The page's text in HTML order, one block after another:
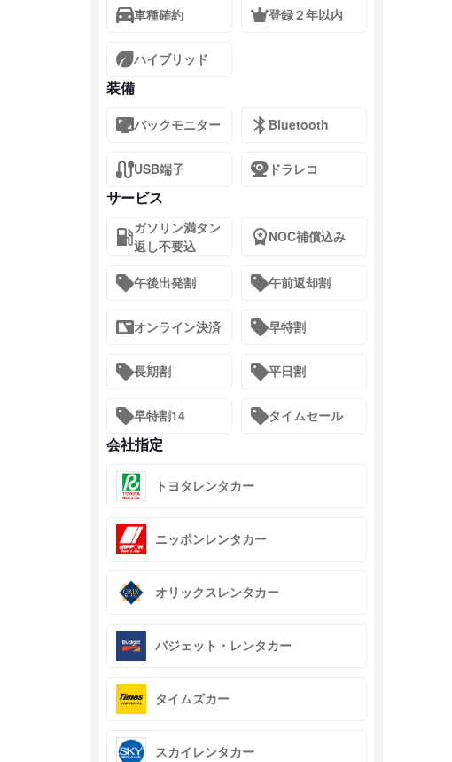
車種確約 登録２年以内
ハイブリッド
装備
バックモニター Bluetooth
USB端子 ドラレコ
サービス
ガソリン満タン
返し不要込
NOC補償込み
午後出発割 午前返却割
オンライン決済 早特割
長期割 平日割
早特割14 タイムセール
会社指定
トヨタレンタカー
ニッポンレンタカー
オリックスレンタカー
バジェット・レンタカー
タイムズカー
スカイレンタカー